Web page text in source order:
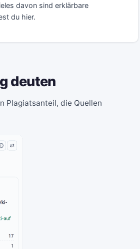
davon sind erklärbare
du hier.
deuten
Plagiatsanteil, die Quellen